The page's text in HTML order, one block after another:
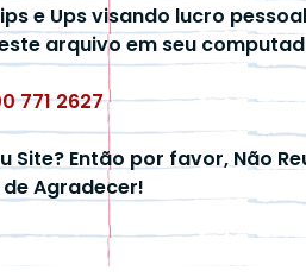
e Ups visando lucro
arquivo em seu
771 2627
Site? Então por favor, Não
de Agradecer!